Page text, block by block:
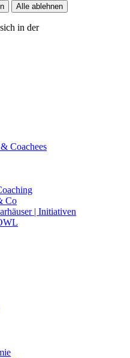
Alle ablehnen
in der
Coachees
Co
| Initiativen